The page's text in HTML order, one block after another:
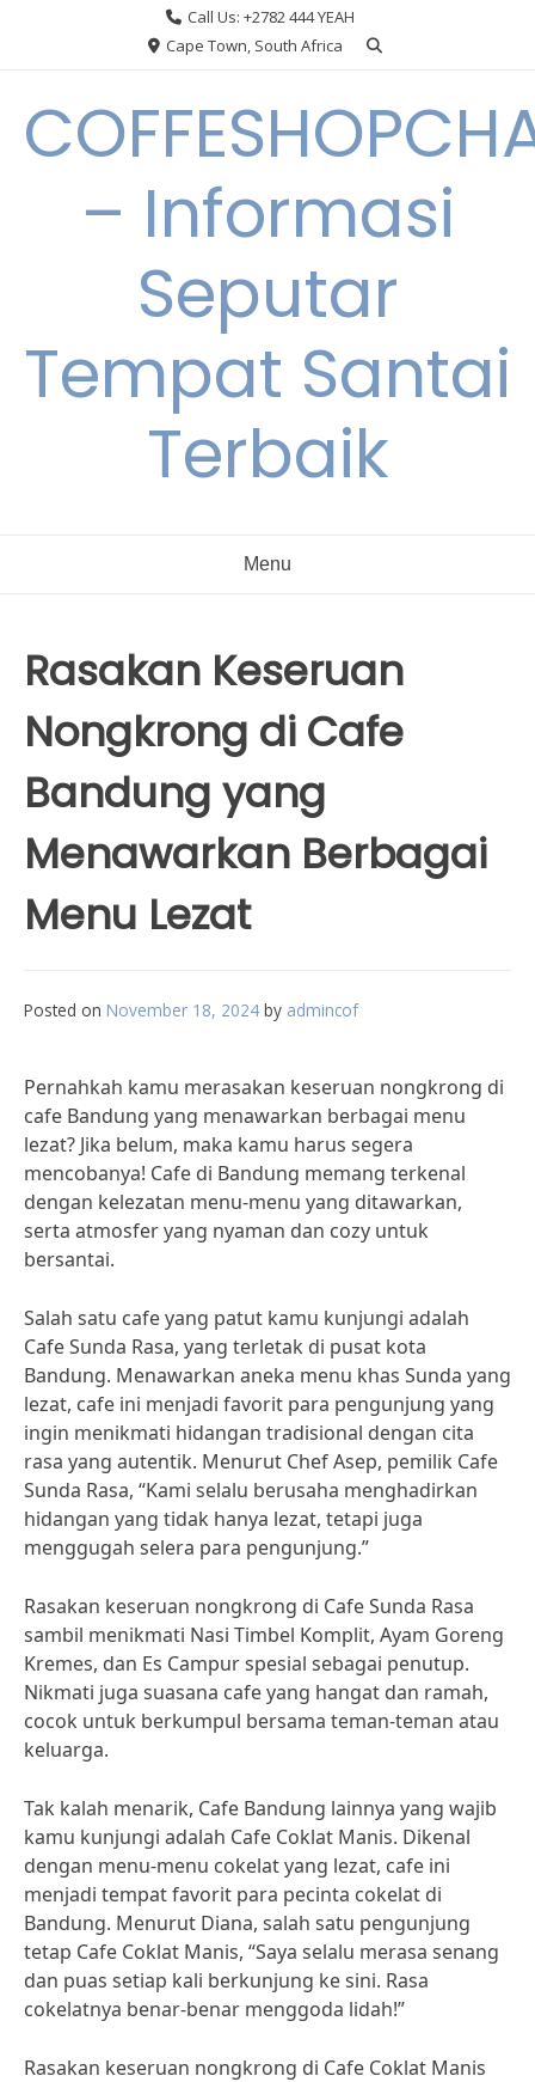
Call Us: +2782 444 YEAH
Cape Town, South Africa
– Informasi
Seputar
Tempat Santai
Terbaik
Menu
Rasakan Keseruan
Nongkrong di Cafe
Bandung yang
Menawarkan Berbagai
Menu Lezat
Posted on November 18, 2024 by admincof
Pernahkah kamu merasakan keseruan nongkrong di
cafe Bandung yang menawarkan berbagai menu
lezat? Jika belum, maka kamu harus segera
mencobanya! Cafe di Bandung memang terkenal
dengan kelezatan menu-menu yang ditawarkan,
serta atmosfer yang nyaman dan cozy untuk
bersantai.
Salah satu cafe yang patut kamu kunjungi adalah
Cafe Sunda Rasa, yang terletak di pusat kota
Bandung. Menawarkan aneka menu khas Sunda yang
lezat, cafe ini menjadi favorit para pengunjung yang
ingin menikmati hidangan tradisional dengan cita
rasa yang autentik. Menurut Chef Asep, pemilik Cafe
Sunda Rasa, “Kami selalu berusaha menghadirkan
hidangan yang tidak hanya lezat, tetapi juga
menggugah selera para pengunjung.”
Rasakan keseruan nongkrong di Cafe Sunda Rasa
sambil menikmati Nasi Timbel Komplit, Ayam Goreng
Kremes, dan Es Campur spesial sebagai penutup.
Nikmati juga suasana cafe yang hangat dan ramah,
cocok untuk berkumpul bersama teman-teman atau
keluarga.
Tak kalah menarik, Cafe Bandung lainnya yang wajib
kamu kunjungi adalah Cafe Coklat Manis. Dikenal
dengan menu-menu cokelat yang lezat, cafe ini
menjadi tempat favorit para pecinta cokelat di
Bandung. Menurut Diana, salah satu pengunjung
tetap Cafe Coklat Manis, “Saya selalu merasa senang
dan puas setiap kali berkunjung ke sini. Rasa
cokelatnya benar-benar menggoda lidah!”
Rasakan keseruan nongkrong di Cafe Coklat Manis